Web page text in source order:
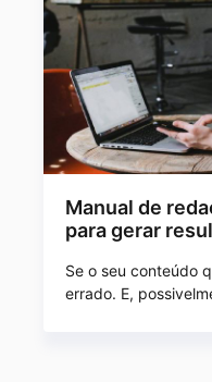
Manual de
para gerar
Se o seu conteúdo
errado. E,